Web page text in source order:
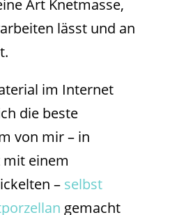
Art Knetmasse,
lässt und an
im Internet
die beste
von mir – in
einem
– selbst
gemacht